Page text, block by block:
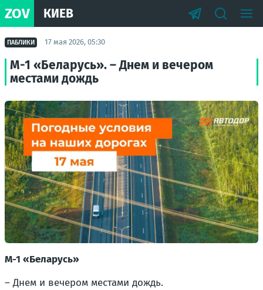
ZOV КИЕВ
ПАБЛИКИ 17 мая 2026, 05:30
М-1 «Беларусь». – Днем и вечером
местами дождь
М-1 «Беларусь»
– Днем и вечером местами дождь.